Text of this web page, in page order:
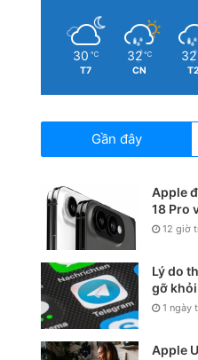
30 ℃
T7
32 ℃
CN
32
T2
Gần đây
Apple
18 Pro
12 giờ
Lý do
gỡ
1 ngày
Apple